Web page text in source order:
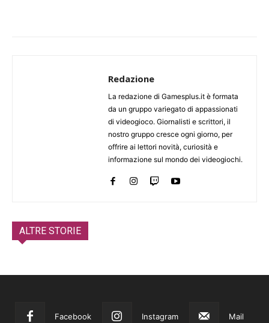
Redazione
La redazione di Gamesplus.it è formata
da un gruppo variegato di appassionati
di videogioco. Giornalisti e scrittori, il
nostro gruppo cresce ogni giorno, per
offrire ai lettori novità, curiosità e
informazione sul mondo dei videogiochi.
ALTRE STORIE
Facebook Instagram Mail